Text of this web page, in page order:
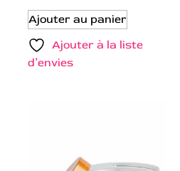
Ajouter au panier
Ajouter à la liste
d’envies